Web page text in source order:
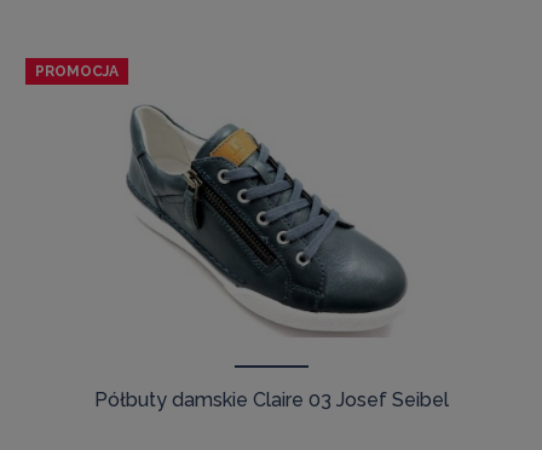
Półbuty damskie Claire 03 Josef Seibel
PROMOCJA